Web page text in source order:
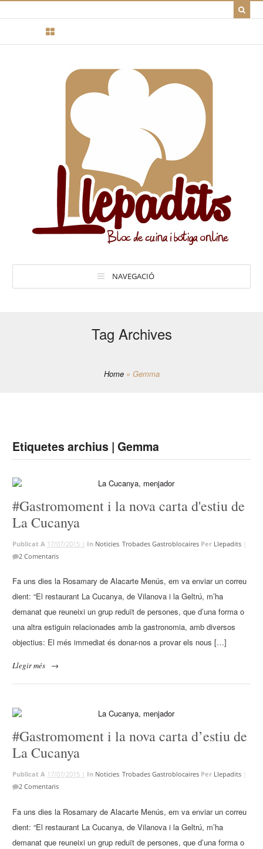
NAVEGACIÓ
Tag Archives
Home » Gemma
Etiquetes archius | Gemma
#Gastromoment i la nova carta d'estiu de
La Cucanya
Publicat A 17/07/2015 | In Noticies ,Trobades Gastroblocaires Per Llepadits
2 Comentaris
Fa uns dies la Rosamary de Alacarte Menús, em va enviar un correu
dient: “El restaurant La Cucanya, de Vilanova i la Geltrú, m’ha
demanat que reuneixi un grup reduït de persones, que d’una forma o
una altra estiguin relacionades amb la gastronomia, amb diversos
objectius: El més immediat és donar-nos a provar els nous […]
Llegir més →
#Gastromoment i la nova carta d’estiu de
La Cucanya
Publicat A 17/07/2015 | In Noticies,Trobades Gastroblocaires Per Llepadits
2 Comentaris
Fa uns dies la Rosamary de Alacarte Menús, em va enviar un correu
dient: “El restaurant La Cucanya, de Vilanova i la Geltrú, m’ha
demanat que reuneixi un grup reduït de persones, que d’una forma o